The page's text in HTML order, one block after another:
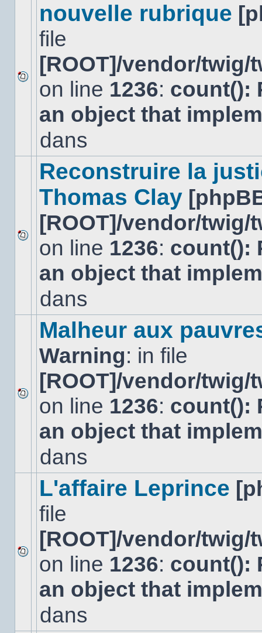
Aucun
nouveau
message
non-
dans
nouvelle rubrique
file
[ROOT]/vendor/
on line 1236: count():
an object that
dans
Aucun
nouveau
message
non-
dans
Reconstruire la
Thomas Clay
[ROOT]/vendor/
on line 1236: count():
an object that
dans
Aucun
nouveau
message
non-
dans
Malheur aux
Warning: in file
[ROOT]/vendor/
on line 1236: count():
an object that
dans
Aucun
nouveau
message
non-
dans
L'affaire Leprince
file
[ROOT]/vendor/
on line 1236: count():
an object that
dans